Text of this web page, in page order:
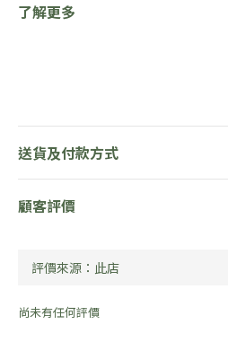
了解更多
送貨及付款方式
顧客評價
尚未有任何評價